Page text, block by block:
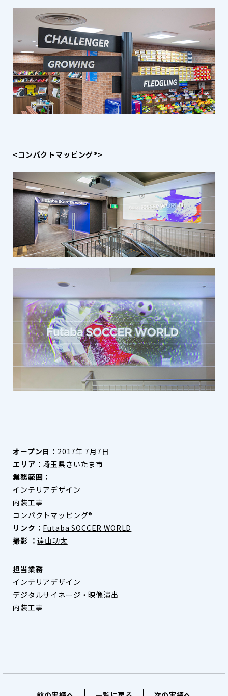
<コンパクトマッピング®>
オープン日： 2017年 7月7日
エリア：埼玉県さいたま市
業務範囲：
インテリアデザイン
内装工事
コンパクトマッピング®
リンク： Futaba SOCCER WORLD
撮影 ：遠山功太
担当業務
インテリアデザイン
デジタルサイネージ・映像演出
内装工事